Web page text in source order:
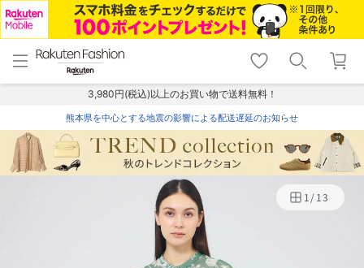
menu home
トップ
shopping_cart lock_outline
ログイン
3,980円(税込)以上のお買い物で送料無料！
熊本県を中心とする地震の影響による配送遅延のお知らせ
1/13